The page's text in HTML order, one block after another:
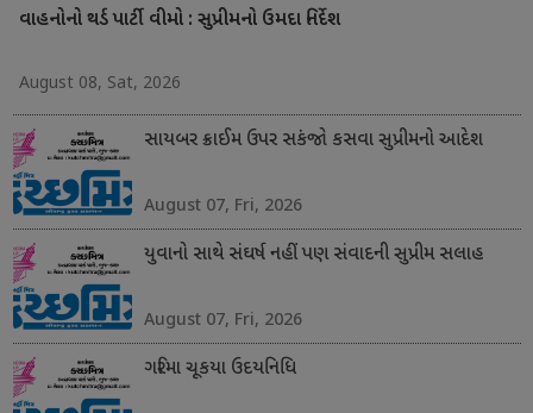
વાહનોનો થર્ડ પાર્ટી વીમો : સુપ્રીમનો ઉમદા નિર્દેશ
August 08, Sat, 2026
સાયબર ક્રાઈમ ઉપર સકંજો કસવા સુપ્રીમનો આદેશ
August 07, Fri, 2026
યુવાનો સાથે સંઘર્ષ નહીં પણ સંવાદની સુપ્રીમ સલાહ
August 07, Fri, 2026
ગરિમા ચૂકયા ઉદયનિધિ